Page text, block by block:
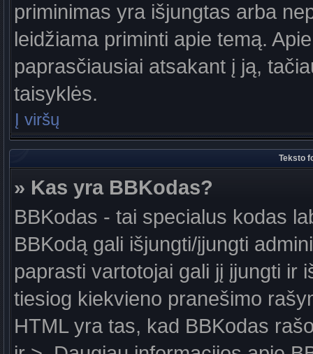
priminimas yra išjungtas arba
leidžiama priminti apie temą.
paprasčiausiai atsakant į ją,
taisyklės.
Į viršų
Teksto
» Kas yra BBKodas?
BBKodas - tai specialus kodas
BBKodą gali išjungti/įjungti
paprasti vartotojai gali jį įjungti ir
tiesiog kiekvieno pranešimo
HTML yra tas, kad BBKodas